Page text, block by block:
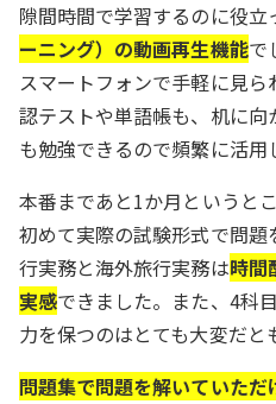
隙間時間で学習するのに役立
ーニング）の動画再生機能で
スマートフォンで手軽に見
認テストや単語帳も、机に
も勉強できるので頻繁に活用
本番まであと1か月というと
初めて実際の試験形式で問
行実務と海外旅行実務は時間
実感できました。また、4科
力を保つのはとても大変だと
問題集で問題を解いていた